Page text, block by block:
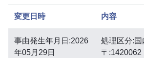
変更日時 内容
事由発生年月日:2026
年05月29日
処理区分:
〒:1420062